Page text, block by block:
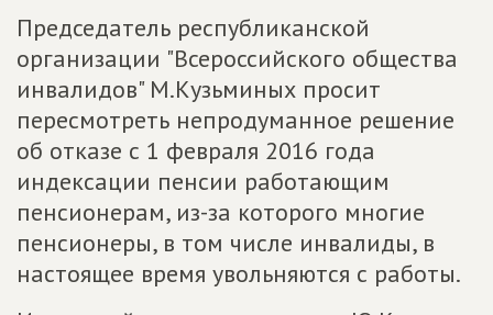
Председатель республиканской
организации "Всероссийского общества
инвалидов" М.Кузьминых просит
пересмотреть непродуманное решение
об отказе с 1 февраля 2016 года
индексации пенсии работающим
пенсионерам, из-за которого многие
пенсионеры, в том числе инвалиды, в
настоящее время увольняются с работы.